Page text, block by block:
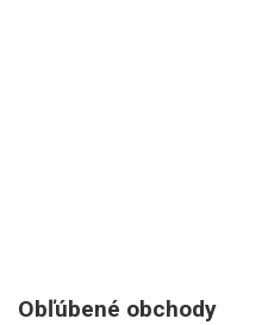
Obľúbené obchody